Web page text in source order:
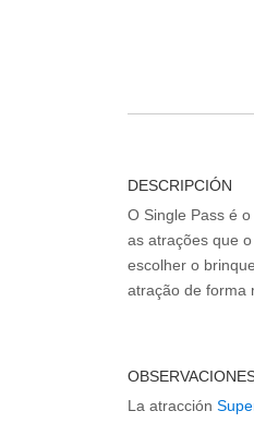
DESCRIPCIÓN
O Single Pass é
as atrações que
escolher o
atração de forma
La atracción